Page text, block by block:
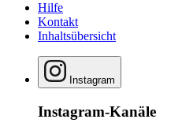
Hilfe
Kontakt
Inhaltsübersicht
Instagram
Instagram-Kanäle